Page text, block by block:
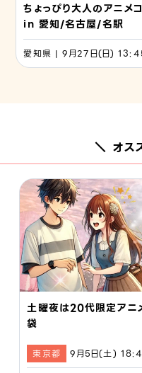
ちょっぴり大人のアニメ
in 愛知/名古屋/名駅
愛知県 | 9月27日(日)
＼ オス
土曜夜は20代限定ア
袋
東京都 9月5日(土)